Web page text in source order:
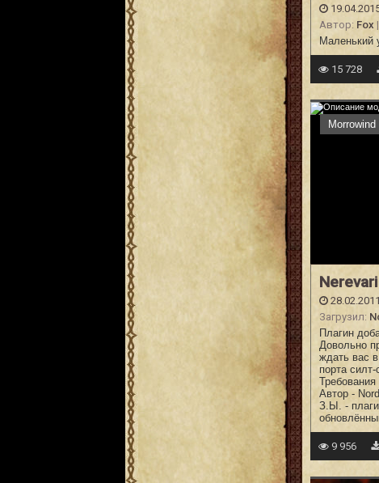
Автор: Fox
Маленький
15 728
Morrowind
Загрузил:
Плагин
Довольно
ждать вас
порта силт-
Требования
Автор -
З.Ы. -
9 956